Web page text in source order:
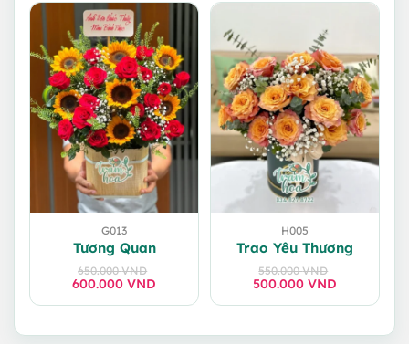
G013
Tương Quan
650.000VND
Giá
600.000 VND
Giá
H005
Trao Yêu Thương
550.000VND
Giá
500.000 VND
Giá